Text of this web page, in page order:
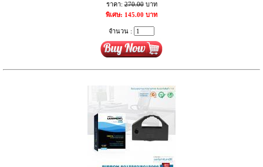
ราคา:270.00บาท
พิเศษ: 145.00 บาท
จำนวน :